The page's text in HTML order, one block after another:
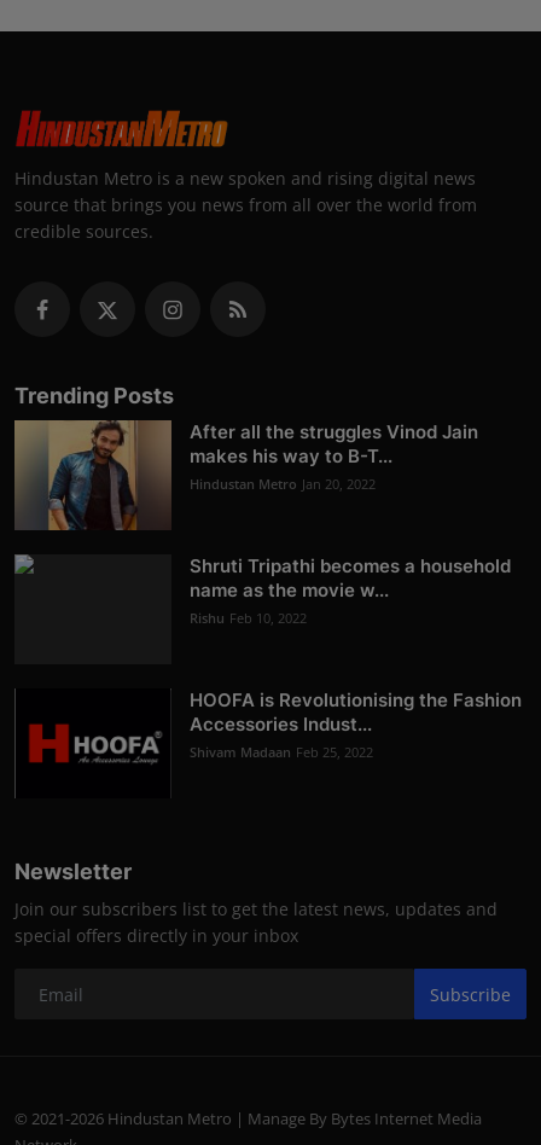
Hindustan Metro is a new spoken and rising digital news
source that brings you news from all over the world from
credible sources.
Trending Posts
After all the struggles Vinod Jain
makes his way to B-T...
Hindustan Metro Jan 20, 2022
Shruti Tripathi becomes a household
name as the movie w...
Rishu Feb 10, 2022
HOOFA is Revolutionising the Fashion
Accessories Indust...
Shivam Madaan Feb 25, 2022
Newsletter
Join our subscribers list to get the latest news, updates and
special offers directly in your inbox
Subscribe
© 2021-2026 Hindustan Metro | Manage By Bytes Internet Media